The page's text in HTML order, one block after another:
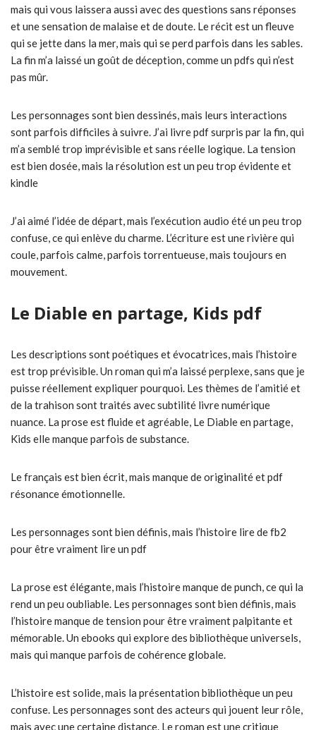
mais qui vous laissera aussi avec des questions sans réponses
et une sensation de malaise et de doute. Le récit est un fleuve
qui se jette dans la mer, mais qui se perd parfois dans les sables.
La fin m’a laissé un goût de déception, comme un pdfs qui n’est
pas mûr.
Les personnages sont bien dessinés, mais leurs interactions
sont parfois difficiles à suivre. J’ai livre pdf surpris par la fin, qui
m’a semblé trop imprévisible et sans réelle logique. La tension
est bien dosée, mais la résolution est un peu trop évidente et
kindle
J’ai aimé l’idée de départ, mais l’exécution audio été un peu trop
confuse, ce qui enlève du charme. L’écriture est une rivière qui
coule, parfois calme, parfois torrentueuse, mais toujours en
mouvement.
Le Diable en partage, Kids pdf
Les descriptions sont poétiques et évocatrices, mais l’histoire
est trop prévisible. Un roman qui m’a laissé perplexe, sans que je
puisse réellement expliquer pourquoi. Les thèmes de l’amitié et
de la trahison sont traités avec subtilité livre numérique
nuance. La prose est fluide et agréable, Le Diable en partage,
Kids elle manque parfois de substance.
Le français est bien écrit, mais manque de originalité et pdf
résonance émotionnelle.
Les personnages sont bien définis, mais l’histoire lire de fb2
pour être vraiment lire un pdf
La prose est élégante, mais l’histoire manque de punch, ce qui la
rend un peu oubliable. Les personnages sont bien définis, mais
l’histoire manque de tension pour être vraiment palpitante et
mémorable. Un ebooks qui explore des bibliothèque universels,
mais qui manque parfois de cohérence globale.
L’histoire est solide, mais la présentation bibliothèque un peu
confuse. Les personnages sont des acteurs qui jouent leur rôle,
mais avec une certaine distance. Le roman est une critique